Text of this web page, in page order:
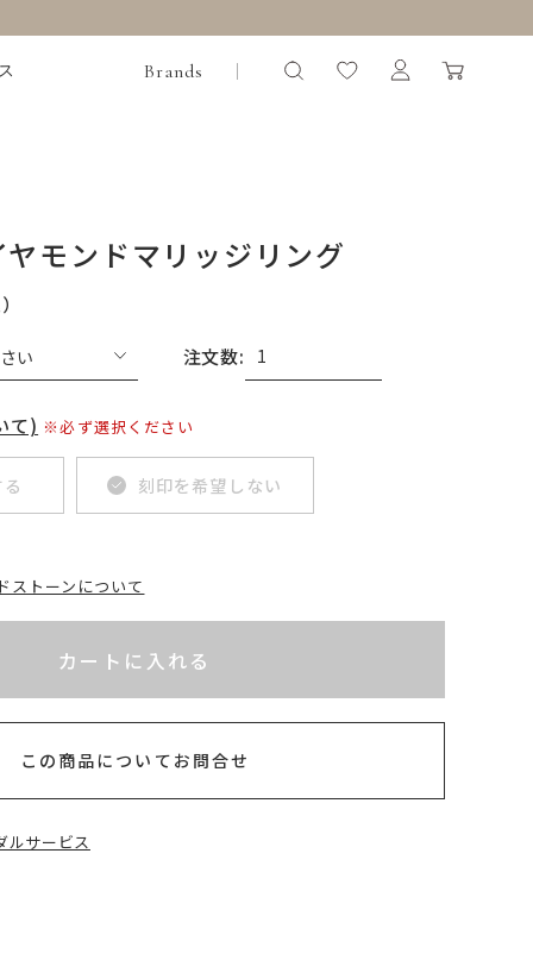
Brands
モンドマリッジリング
注文数:
て) ※必ず選択ください
刻印を希望しない
ストーンについて
カートに入れる
この商品についてお問合せ
ルサービス